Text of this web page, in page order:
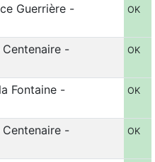
Guerrière -
OK
-
OK
Fontaine -
OK
-
OK